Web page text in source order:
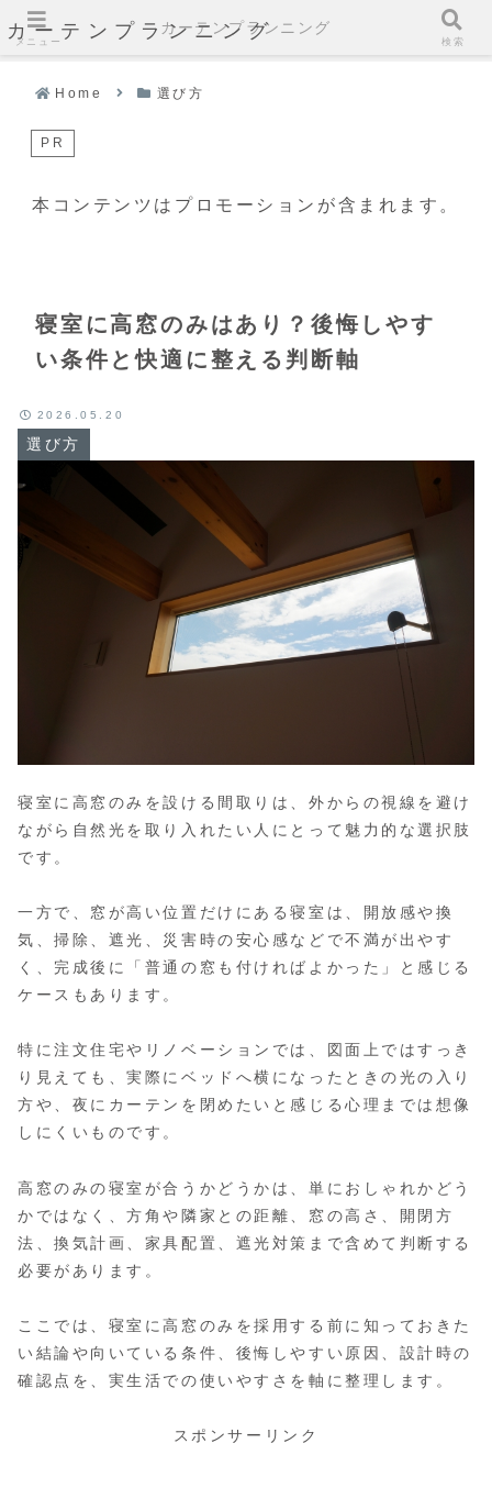
カーテンプランニング
Home 選び方
PR
寝室に高窓のみはあり？後悔しやす
い条件と快適に整える判断軸
選び方
2026.05.20
本コンテンツはプロモーションが含まれます。
寝室に高窓のみを設ける間取りは、外からの視線を避け
ながら自然光を取り入れたい人にとって魅力的な選択肢
です。
一方で、窓が高い位置だけにある寝室は、開放感や換
気、掃除、遮光、災害時の安心感などで不満が出やす
く、完成後に「普通の窓も付ければよかった」と感じる
ケースもあります。
特に注文住宅やリノベーションでは、図面上ではすっき
り見えても、実際にベッドへ横になったときの光の入り
方や、夜にカーテンを閉めたいと感じる心理までは想像
しにくいものです。
高窓のみの寝室が合うかどうかは、単におしゃれかどう
かではなく、方角や隣家との距離、窓の高さ、開閉方
法、換気計画、家具配置、遮光対策まで含めて判断する
必要があります。
ここでは、寝室に高窓のみを採用する前に知っておきた
い結論や向いている条件、後悔しやすい原因、設計時の
確認点を、実生活での使いやすさを軸に整理します。
スポンサーリンク
メニュー
カーテンプランニング
検索